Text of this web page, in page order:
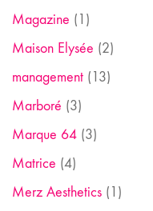
Magazine (1)
Maison Elysée (2)
management (13)
Marboré (3)
Marque 64 (3)
Matrice (4)
Merz Aesthetics (1)